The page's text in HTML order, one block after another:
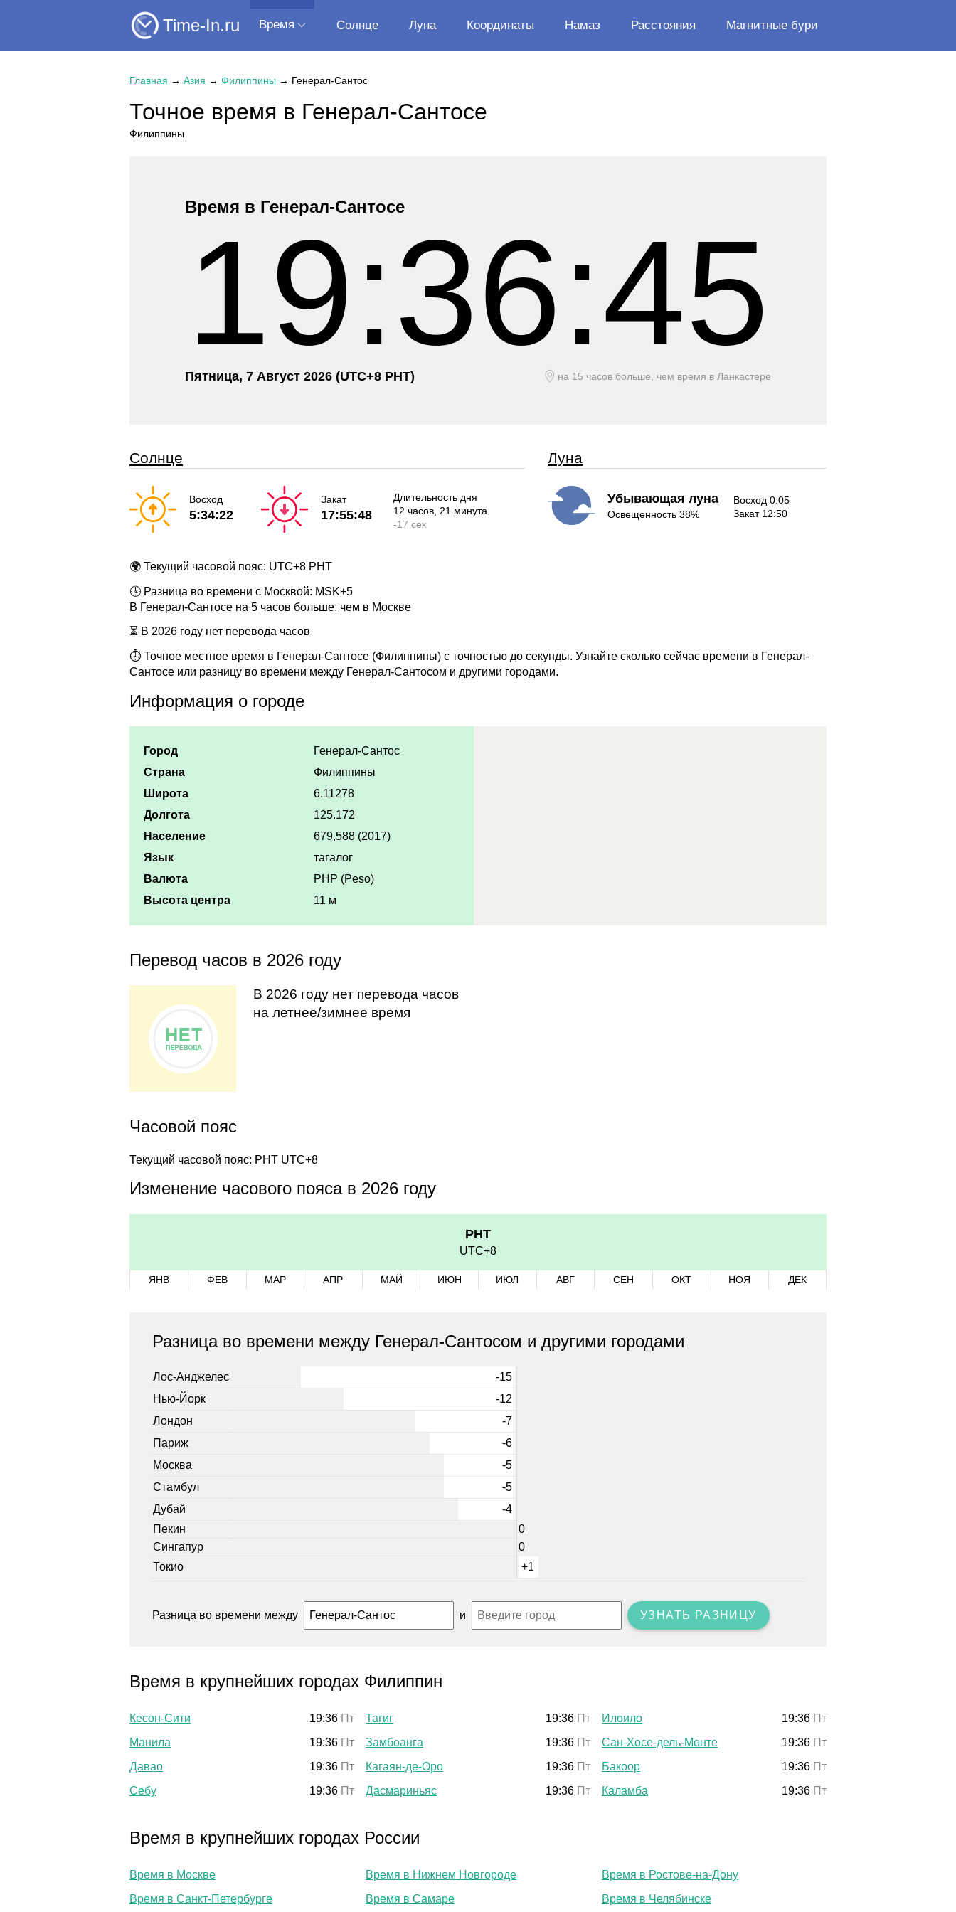
Time-In.ru Время Солнце Луна Координаты Намаз Расстояния Магнитные бури
Главная → Азия → Филиппины → Генерал-Сантос
Точное время в Генерал-Сантосе
Филиппины
Время в Генерал-Сантосе
19:36:46
Пятница, 7 Август 2026 (UTC+8 PHT) на 15 часов больше, чем время в Ланкастере
Солнце
Восход
5:34:22
Закат
17:55:48
Длительность дня
12 часов, 21 минута
-17 сек
Луна
Убывающая луна
Освещенность 38%
Восход 0:05
Закат 12:50
🌍 Текущий часовой пояс: UTC+8 PHT
🕓 Разница во времени с Москвой: MSK+5
В Генерал-Сантосе на 5 часов больше, чем в Москве
⏳ В 2026 году нет перевода часов
⏱ Точное местное время в Генерал-Сантосе (Филиппины) с точностью до секунды. Узнайте сколько сейчас времени в Генерал-
Сантосе или разницу во времени между Генерал-Сантосом и другими городами.
Информация о городе
Город
Генерал-Сантос
Страна
Филиппины
Широта
6.11278
Долгота
125.172
Население
679,588 (2017)
Язык
тагалог
Валюта
PHP (Peso)
Высота центра
11 м
Перевод часов в 2026 году
В 2026 году нет перевода часов
на летнее/зимнее время
Часовой пояс
Текущий часовой пояс: PHT UTC+8
Изменение часового пояса в 2026 году
PHT
UTC+8
ЯНВ ФЕВ МАР АПР МАЙ ИЮН ИЮЛ АВГ СЕН ОКТ НОЯ ДЕК
Разница во времени между Генерал-Сантосом и другими городами
Лос-Анджелес
-15
Нью-Йорк
-12
Лондон
-7
Париж
-6
Москва
-5
Стамбул
-5
Дубай
-4
Пекин
0
Сингапур
0
Токио
+1
Разница во времени между и УЗНАТЬ РАЗНИЦУ
Время в крупнейших городах Филиппин
Кесон-Сити 19:36 Пт
Манила
19:36 Пт
Давао
19:36 Пт
Себу
19:36 Пт
Тагиг 19:36 Пт
Замбоанга
19:36 Пт
Кагаян-де-Оро
19:36 Пт
Дасмариньяс
19:36 Пт
Илоило 19:36 Пт
Сан-Хосе-дель-Монте
19:36 Пт
Бакоор
19:36 Пт
Каламба
19:36 Пт
Время в крупнейших городах России
Время в Москве
Время в Санкт-Петербурге
Время в Нижнем Новгороде
Время в Самаре
Время в Ростове-на-Дону
Время в Челябинске